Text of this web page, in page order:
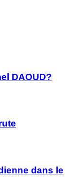
DAOUD?
dans le